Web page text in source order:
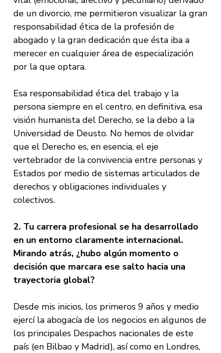
de un divorcio, me permitieron visualizar la gran
responsabilidad ética de la profesión de
abogado y la gran dedicación que ésta iba a
merecer en cualquier área de especialización
por la que optara.
Esa responsabilidad ética del trabajo y la
persona siempre en el centro, en definitiva, esa
visión humanista del Derecho, se la debo a la
Universidad de Deusto. No hemos de olvidar
que el Derecho es, en esencia, el eje
vertebrador de la convivencia entre personas y
Estados por medio de sistemas articulados de
derechos y obligaciones individuales y
colectivos.
2. Tu carrera profesional se ha desarrollado
en un entorno claramente internacional.
Mirando atrás, ¿hubo algún momento o
decisión que marcara ese salto hacia una
trayectoria global?
Desde mis inicios, los primeros 9 años y medio
ejercí la abogacía de los negocios en algunos de
los principales Despachos nacionales de este
país (en Bilbao y Madrid), así como en Londres,